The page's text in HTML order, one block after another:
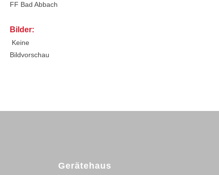
FF Bad Abbach
Bilder:
Keine
Bildvorschau
Gerätehaus